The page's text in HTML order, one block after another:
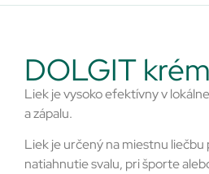
DOLGIT krém
Liek je vysoko efektívny v
a zápalu.
Liek je určený na miestnu
natiahnutie svalu, pri športe